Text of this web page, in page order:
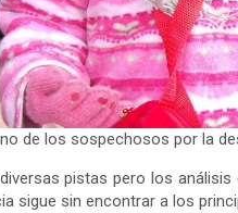
de los sospechosos por la
pistas pero los
sigue sin encontrar a los